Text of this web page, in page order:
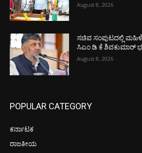
August 8, 2026
ಸಚಿವ ಸಂಪುಟದಲ್ಲಿ
ಸಿಎಂ ಡಿ ಕೆ ಶಿವಕುಮಾರ್
August 8, 2026
POPULAR CATEGORY
ಕರ್ನಾಟಕ
ರಾಜಕೀಯ